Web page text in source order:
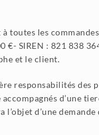
toutes les
SIREN : 821 838
et le client.
responsabilités
d’une
d’une demande